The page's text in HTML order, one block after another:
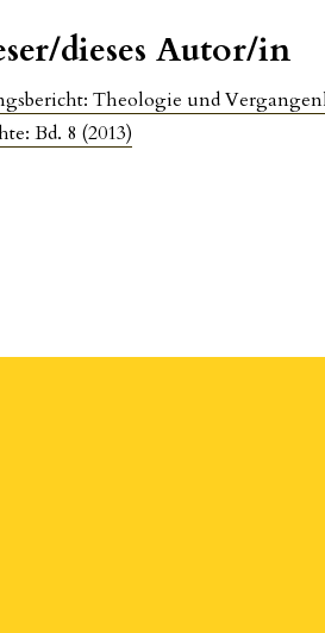
dieses Autor/in
Theologie und
Bd. 8 (2013)